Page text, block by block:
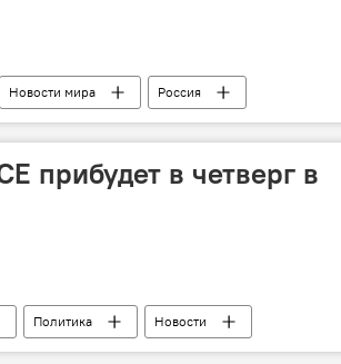
Новости мира Россия
прибудет в четверг в
Политика
Новости
Визит